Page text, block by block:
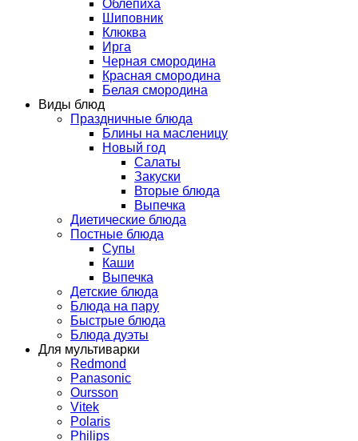
Облепиха
Шиповник
Клюква
Ирга
Черная смородина
Красная смородина
Белая смородина
Виды блюд
Праздничные блюда
Блины на масленицу
Новый год
Салаты
Закуски
Вторые блюда
Выпечка
Диетические блюда
Постные блюда
Супы
Каши
Выпечка
Детские блюда
Блюда на пару
Быстрые блюда
Блюда дуэты
Для мультиварки
Redmond
Panasonic
Oursson
Vitek
Polaris
Philips